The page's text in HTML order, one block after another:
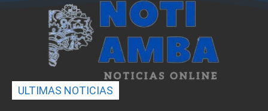
ULTIMAS NOTICIAS